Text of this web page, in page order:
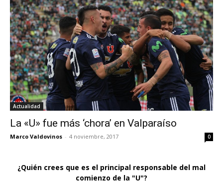
Actualidad
La «U» fue más ‘chora’ en Valparaíso
Marco Valdovinos - 4 noviembre, 2017 0
¿Quién crees que es el principal responsable del mal
comienzo de la "U"?